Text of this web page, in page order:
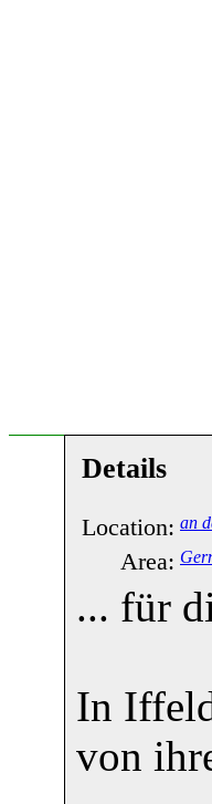
Details
Location: an
Area:
... für
In
von